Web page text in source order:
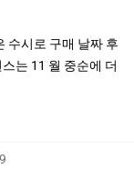
수시로 구매 날짜 후
는 11 월 중순에 더